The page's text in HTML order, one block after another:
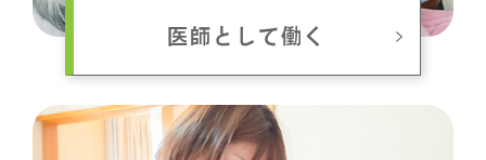
医師として働く